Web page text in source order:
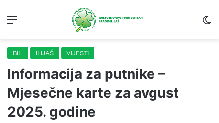
BIH ILIJAŠ VIJESTI
Informacija za putnike –
Mjesečne karte za avgust
2025. godine